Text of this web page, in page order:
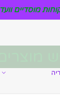
מוסדיים